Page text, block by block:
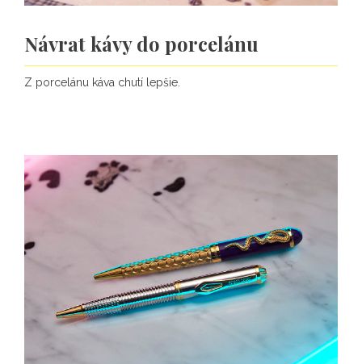
Návrat kávy do porcelánu
Z porcelánu káva chutí lepšie.